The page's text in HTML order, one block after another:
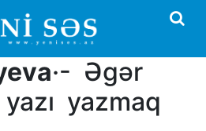
eva·- Əgər
yazmaq